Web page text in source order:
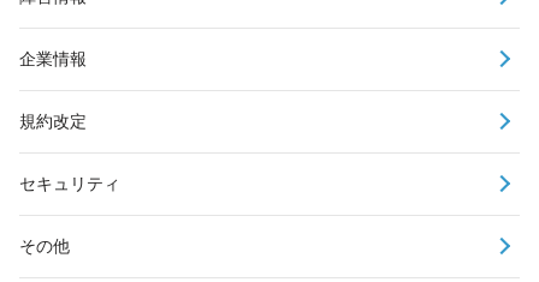
企業情報
規約改定
セキュリティ
その他